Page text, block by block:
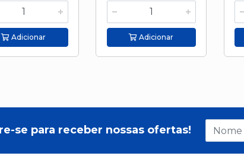
Adicionar Adicionar
se para receber nossas ofertas!